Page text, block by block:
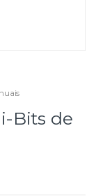
Bits de